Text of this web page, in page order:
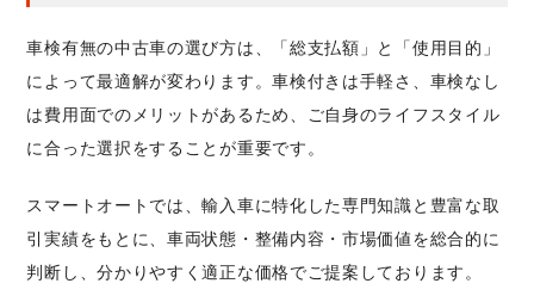
車検有無の中古車の選び方は、「総支払額」と「使用目的」
によって最適解が変わります。車検付きは手軽さ、車検なし
は費用面でのメリットがあるため、ご自身のライフスタイル
に合った選択をすることが重要です。
スマートオートでは、輸入車に特化した専門知識と豊富な取
引実績をもとに、車両状態・整備内容・市場価値を総合的に
判断し、分かりやすく適正な価格でご提案しております。